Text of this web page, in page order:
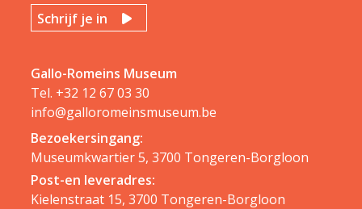
Schrijf je in
Gallo-Romeins Museum
Tel. +32 12 67 03 30
info@galloromeinsmuseum.be
Bezoekersingang:
Museumkwartier 5, 3700 Tongeren-Borgloon
Post-en leveradres:
Kielenstraat 15, 3700 Tongeren-Borgloon